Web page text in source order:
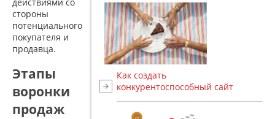
стороны
потенциального
покупателя и
продавца.
Этапы
воронки
продаж
Как создать
конкурентоспособный сайт